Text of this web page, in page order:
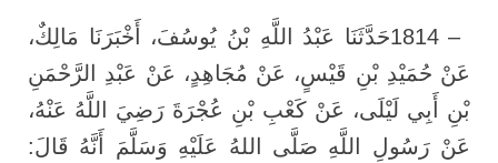
1814 –حَدَّثَنَا عَبْدُ اللَّهِ بْنُ يُوسُفَ، أَخْبَرَنَا مَالِكٌ،
عَنْ حُمَيْدِ بْنِ قَيْسٍ، عَنْ مُجَاهِدٍ، عَنْ عَبْدِ الرَّحْمَنِ
بْنِ أَبِي لَيْلَى، عَنْ كَعْبِ بْنِ عُجْرَةَ رَضِيَ اللَّهُ عَنْهُ،
عَنْ رَسُولِ اللَّهِ صَلَّى اللهُ عَلَيْهِ وَسَلَّمَ أَنَّهُ قَالَ: